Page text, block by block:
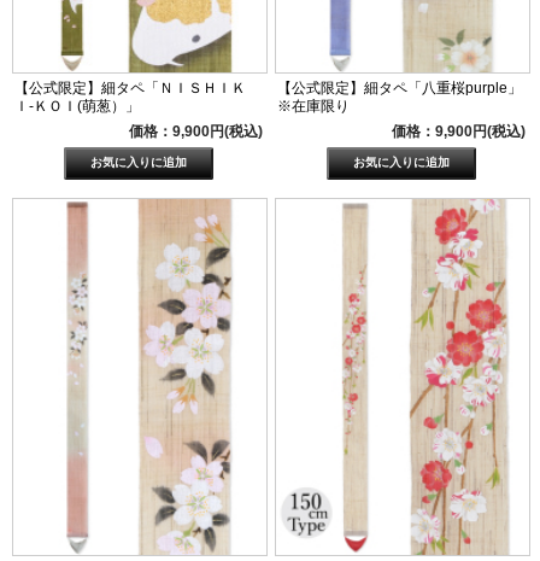
【公式限定】細タペ「ＮＩＳＨＩＫ
Ｉ-ＫＯＩ(萌葱）」
価格：9,900円(税込)
【公式限定】細タペ「八重桜purple」
※在庫限り
価格：9,900円(税込)